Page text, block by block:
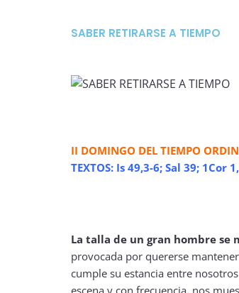
SABER RETIRARSE A TIEMPO
II DOMINGO DEL TIEMPO
TEXTOS: Is 49,3-6; Sal 39; 1Cor
La talla de un gran hombre se
provocada por quererse
cumple su estancia entre
escena y con frecuencia, nos